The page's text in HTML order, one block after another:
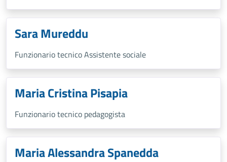
Sara Mureddu
Funzionario tecnico Assistente sociale
Maria Cristina Pisapia
Funzionario tecnico pedagogista
Maria Alessandra Spanedda